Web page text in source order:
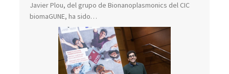
Javier Plou, del grupo de Bionanoplasmonics del CIC
biomaGUNE, ha sido…